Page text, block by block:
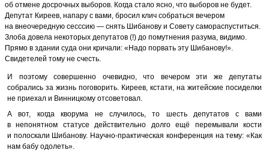
об отмене досрочных выборов. Когда стало ясно, что выборов не будет.
Депутат Киреев, напару с вами, бросил клич собраться вечером
на внеочередную сесссию — снять Шибанову и Совету самораспуститься.
Злоба довела некоторых депутатов (!) до помутнения разума, видимо.
Прямо в здании суда они кричали: «Надо порвать эту Шибанову!».
Свидетелей тому не счесть.
И поэтому совершенно очевидно, что вечером эти же депутаты
собрались за жизнь поговорить. Киреев, кстати, на житейские посиделки
не приехал и Винницкому отсоветовал.
А вот, когда кворума не случилось, то шесть депутатов с вами
в непонятном статусе действительно долго ещё перемывали кости
и полоскали Шибанову. Научно-практическая конференция на тему: «Как
нам бабу одолеть».